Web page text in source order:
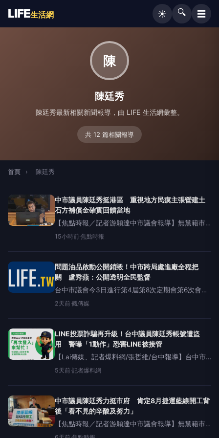
LIFE生活網 ☀️ 🔍 ☰
陳
陳廷秀
陳廷秀最新相關新聞報導，由 LIFE 生活網彙整。
共 12 篇相關報導
首頁 › 陳廷秀
中市議員陳廷秀挺港區 重視地方民瘼主張營建土
石方補償金確實回饋當地
【焦點時報／記者游穎達中市議會報導】無黨籍市
議員陳廷秀今（5）日於議會-「法規委員會審查議
親發聲，建議《臺中市營建賸餘土石方管理自治條
例》第52條增
15小時前·焦點時報
問題油品啟動公開銷毀！中市跨局處進廠全程把
關 盧秀燕：公開透明全民監督
台中市議會今3日進行第4屆第8次定期會第6次會
議。（圖/記者廖妙茜拍攝）（觀傳媒中彰投新聞）
行第4屆第8次定期會第6
2天前·觀傳媒
LINE投票詐騙再升級！台中議員陳廷秀帳號遭盜
用 警曝「1動作」恐害LINE被接管
【Lai傳媒、記者爆料網/張哲維/台中報導】台中市
議員陳廷秀近日LINE帳號遭盜用，引發外界關注。
期詐騙集團再度利用「幫忙投票」名義，假借繪畫
比賽、寵物大
5天前·記者爆料網
中市議員陳廷秀力挺市府 肯定8月捷運藍線開工背
後「看不見的辛酸及努力」
【焦點時報／記者游穎達中市議會報導】無黨籍市
議員陳廷秀對於今（30）日議會所進行「臺中捷運